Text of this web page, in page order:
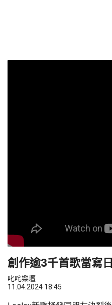
創作逾3千首歌當寫
叱咤樂壇
11.04.2024 18:45